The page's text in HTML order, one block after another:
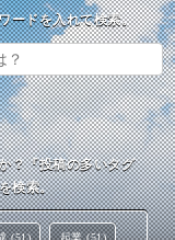
ードを入れて検索。
？『投稿の多いタグ
検索。
(51) 起業 (51)